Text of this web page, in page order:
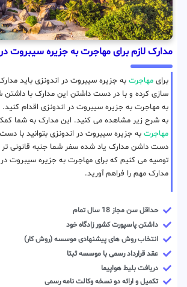
مدارک لازم برای مهاجرت به جزیره سیبروت
برای مهاجرت به جزیره سیبروت در اندونزی باید
سازی کرده و با در دست داشتن این مدارک با
به مهاجرت به جزیره سیبروت در اندونزی اقدام کنید.
به شرح زیر مشاهده می کنید. این مدارک به شما
مهاجرت به جزیره سیبروت در اندونزی بتوانید با
دست داشن مدارک یاد شده سفر شما جنبه قانونی تر
توصیه می کنیم که برای مهاجرت به جزیره سیبروت در
مدارک مهم را فراهم آورید.
حداقل سن مجاز 18 سال تمام
داشتن پاسپورت کشور زادگاه خود
انتخاب روش های پیشنهادی موسسه (روش کار)
عقد قرارداد رسمی با موسسه ثبتا
دریافت بلیط هواپیما
تکمیل و ارائه دو نسخه وکالت نامه رسمی